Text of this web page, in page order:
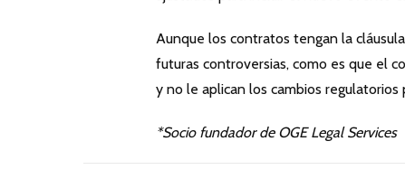
Aunque los contratos tengan la
futuras controversias, como es que el
y no le aplican los cambios regulatorios
*Socio fundador de OGE Legal Services